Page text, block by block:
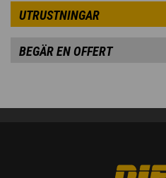
UTRUSTNINGAR
BEGÄR EN OFFERT